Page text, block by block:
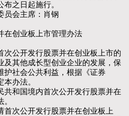
之日起施行。
会主席：肖钢
创业板上市管理办法
开发行股票并在创业板上市的
及其他成长型创业企业的发展，保
护社会公共利益，根据《证券
办法。
国境内首次公开发行股票并在
公开发行股票并在创业板上